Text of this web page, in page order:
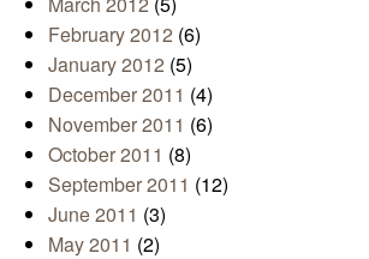
February 2012 (6)
January 2012 (5)
December 2011 (4)
November 2011 (6)
October 2011 (8)
September 2011 (12)
June 2011 (3)
May 2011 (2)